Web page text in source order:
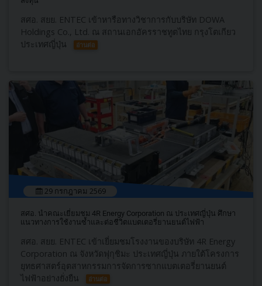
สศอ. สยย. ENTEC เข้าหารือทางวิชาการกับบริษัท DOWA
Holdings Co., Ltd. ณ สถานเอกอัครราชทูตไทย กรุงโตเกียว
ประเทศญี่ปุ่น
อ่านต่อ
29 กรกฎาคม 2569
สศอ. นำคณะเยี่ยมชม 4R Energy Corporation ณ ประเทศญี่ปุ่น ศึกษา
แนวทางการใช้งานซ้ำและต่อชีวิตแบตเตอรี่ยานยนต์ไฟฟ้า
สศอ. สยย. ENTEC เข้าเยี่ยมชมโรงงานของบริษัท 4R Energy
Corporation ณ จังหวัดฟุกุชิมะ ประเทศญี่ปุ่น ภายใต้โครงการ
ยุทธศาสตร์อุตสาหกรรมการจัดการซากแบตเตอรี่ยานยนต์
ไฟฟ้าอย่างยั่งยืน
อ่านต่อ